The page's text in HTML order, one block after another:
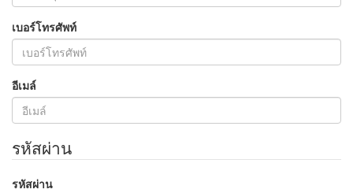
เบอร์โทรศัพท์
อีเมล์
รหัสผ่าน
รหัสผ่าน